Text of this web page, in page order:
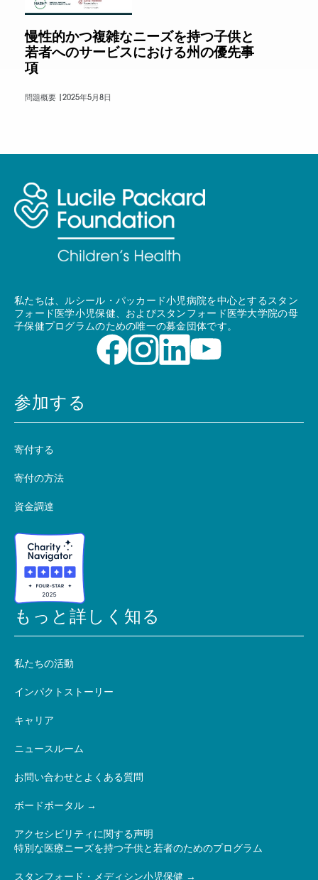
慢性的かつ複雑なニーズを持つ子供と
若者へのサービスにおける州の優先事
項
問題概要 | 2025年5月8日
私たちは、ルシール・パッカード小児病院を中心とするスタン
フォード医学小児保健、およびスタンフォード医学大学院の母
子保健プログラムのための唯一の募金団体です。
参加する
寄付する
寄付の方法
資金調達
もっと詳しく知る
私たちの活動
インパクトストーリー
キャリア
ニュースルーム
お問い合わせとよくある質問
ボードポータル
アクセシビリティに関する声明
特別な医療ニーズを持つ子供と若者のためのプログラム
スタンフォード・メディシン小児保健